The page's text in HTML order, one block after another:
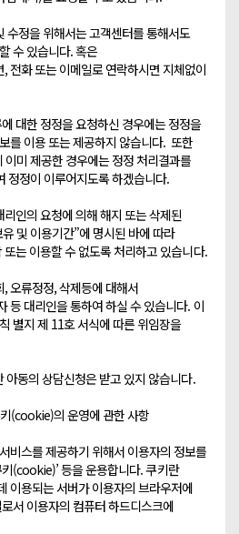
수정을 위해서는 고객센터를 통해서도
수 있습니다. 혹은
전화 또는 이메일로 연락하시면 지체없이
대한 정정을 요청하신 경우에는 정정을
를 이용 또는 제공하지 않습니다.  또한
미 제공한 경우에는 정정 처리결과를
정정이 이루어지도록 하겠습니다.
인의 요청에 의해 해지 또는 삭제된
및 이용기간”에 명시된 바에 따라
는 이용할 수 없도록 처리하고 있습니다.
오류정정, 삭제등에 대해서
등 대리인을 통하여 하실 수 있습니다. 이
별지 제 11호 서식에 따른 위임장을
아동의 상담신청은 받고 있지 않습니다.
(cookie)의 운영에 관한 사항
비스를 제공하기 위해서 이용자의 정보를
(cookie)’ 등을 운용합니다. 쿠키란
이용되는 서버가 이용자의 브라우저에
서 이용자의 컴퓨터 하드디스크에